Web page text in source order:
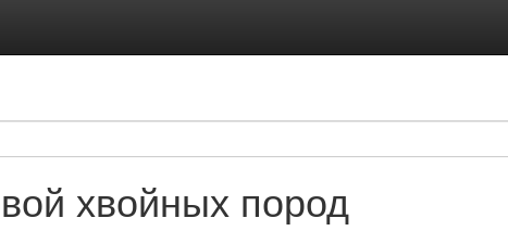
хвойных пород